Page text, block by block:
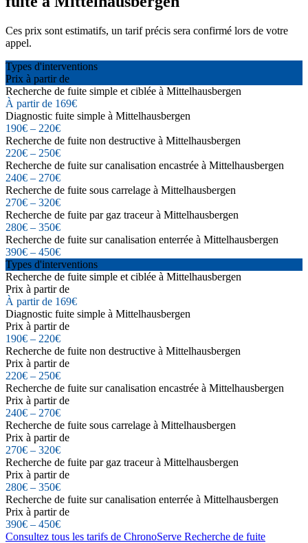
Ces prix sont estimatifs, un tarif précis sera confirmé lors de votre
appel.
Types d'interventions
Prix à partir de
Recherche de fuite simple et ciblée à Mittelhausbergen
À partir de 169€
Diagnostic fuite simple à Mittelhausbergen
190€ – 220€
Recherche de fuite non destructive à Mittelhausbergen
220€ – 250€
Recherche de fuite sur canalisation encastrée à Mittelhausbergen
240€ – 270€
Recherche de fuite sous carrelage à Mittelhausbergen
270€ – 320€
Recherche de fuite par gaz traceur à Mittelhausbergen
280€ – 350€
Recherche de fuite sur canalisation enterrée à Mittelhausbergen
390€ – 450€
Types d'interventions
Recherche de fuite simple et ciblée à Mittelhausbergen
Prix à partir de
À partir de 169€
Diagnostic fuite simple à Mittelhausbergen
Prix à partir de
190€ – 220€
Recherche de fuite non destructive à Mittelhausbergen
Prix à partir de
220€ – 250€
Recherche de fuite sur canalisation encastrée à Mittelhausbergen
Prix à partir de
240€ – 270€
Recherche de fuite sous carrelage à Mittelhausbergen
Prix à partir de
270€ – 320€
Recherche de fuite par gaz traceur à Mittelhausbergen
Prix à partir de
280€ – 350€
Recherche de fuite sur canalisation enterrée à Mittelhausbergen
Prix à partir de
390€ – 450€
Consultez tous les tarifs de ChronoServe Recherche de fuite